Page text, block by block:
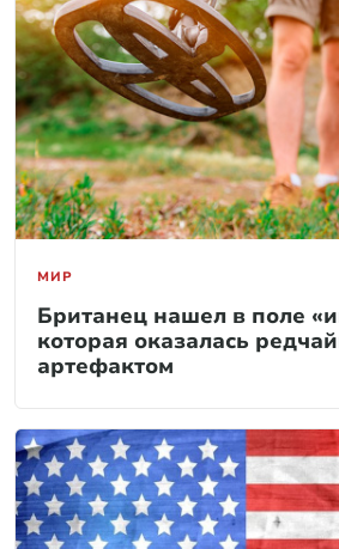
МИР
Британец нашел в поле
которая оказалась
артефактом